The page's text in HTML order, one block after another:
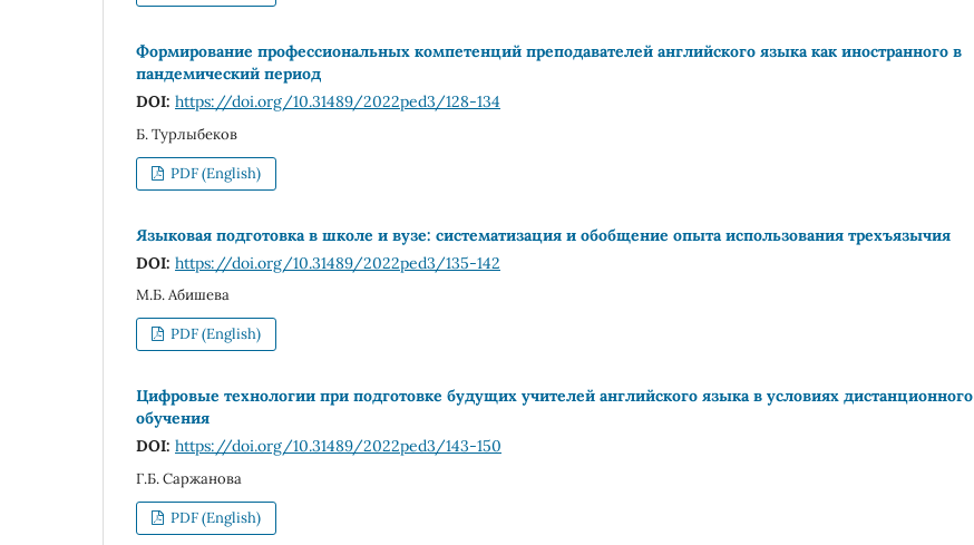
Формирование профессиональных компетенций преподавателей английского языка как иностранного в
пандемический период
DOI: https://doi.org/10.31489/2022ped3/128-134
Б. Турлыбеков
PDF (English)
Языковая подготовка в школе и вузе: систематизация и обобщение опыта использования трехъязычия
DOI: https://doi.org/10.31489/2022ped3/135-142
М.Б. Абишева
PDF (English)
Цифровые технологии при подготовке будущих учителей английского языка в условиях дистанционного
обучения
DOI: https://doi.org/10.31489/2022ped3/143-150
Г.Б. Саржанова
PDF (English)